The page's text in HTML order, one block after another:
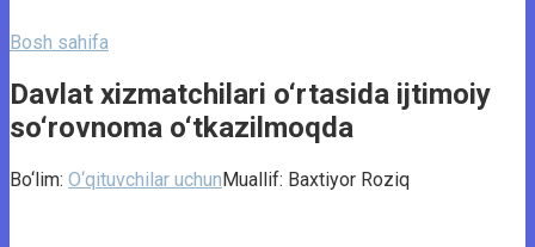
Bosh sahifa
Davlat xizmatchilari o‘rtasida ijtimoiy
so‘rovnoma o‘tkazilmoqda
Bo‘lim: O‘qituvchilar uchunMuallif: Baxtiyor Roziq